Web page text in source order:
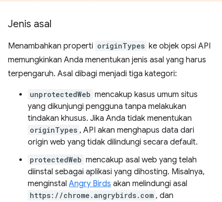
Jenis asal
Menambahkan properti originTypes ke objek opsi API
memungkinkan Anda menentukan jenis asal yang harus
terpengaruh. Asal dibagi menjadi tiga kategori:
unprotectedWeb mencakup kasus umum situs
yang dikunjungi pengguna tanpa melakukan
tindakan khusus. Jika Anda tidak menentukan
originTypes , API akan menghapus data dari
origin web yang tidak dilindungi secara default.
protectedWeb mencakup asal web yang telah
diinstal sebagai aplikasi yang dihosting. Misalnya,
menginstal Angry Birds akan melindungi asal
https://chrome.angrybirds.com , dan